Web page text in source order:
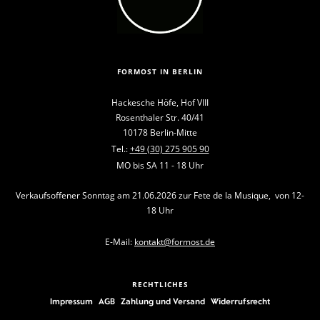
FORMOST IN BERLIN
Hackesche Höfe, Hof VIII
Rosenthaler Str. 40/41
10178 Berlin-Mitte
Tel.:+49 (30) 275 905 90
MO bis SA 11 - 18 Uhr
Verkaufsoffener Sonntag am 21.06.2026 zur Fete de la Musique, von 12-
18 Uhr
E-Mail: kontakt@formost.de
RECHTLICHES
Impressum AGB Zahlung und Versand Widerrufsrecht